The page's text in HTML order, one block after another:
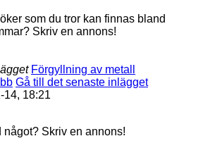
som du tror kan finnas bland
Skriv en annons!
Förgyllning av metall
Gå till det senaste inlägget
14, 18:21
Skriv en annons!